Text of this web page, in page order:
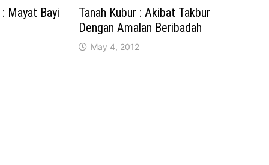
Mayat Bayi
Tanah Kubur : Akibat Takbur
Dengan Amalan Beribadah
May 4, 2012